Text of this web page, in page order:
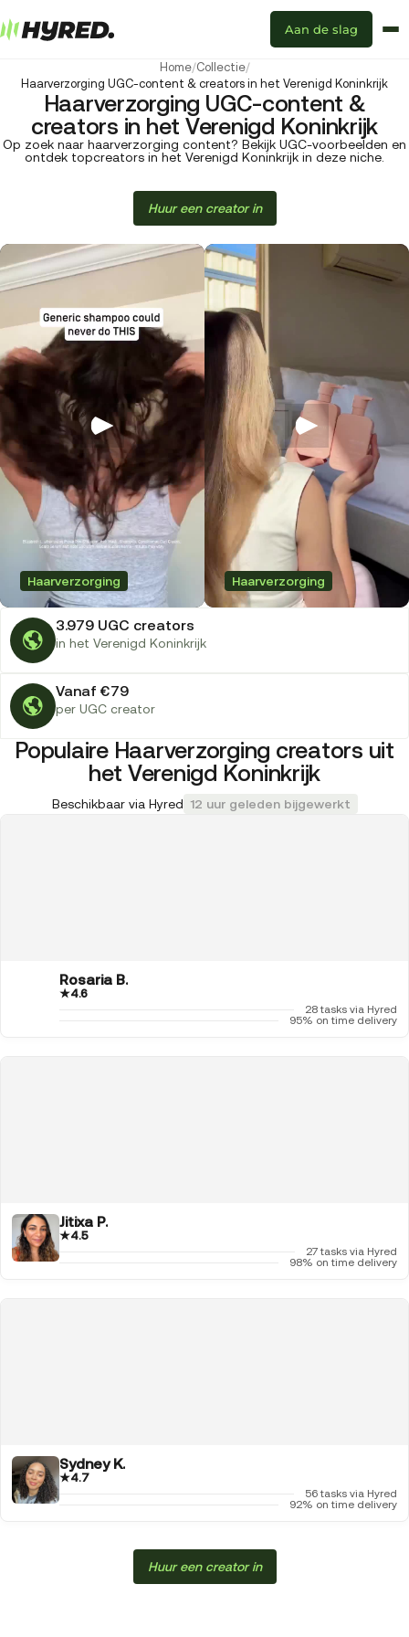
Aan de slag
Home/Collectie/
Haarverzorging UGC-content & creators in het Verenigd Koninkrijk
Haarverzorging UGC-content &
creators in het Verenigd Koninkrijk
Op zoek naar haarverzorging content? Bekijk UGC-voorbeelden en
ontdek topcreators in het Verenigd Koninkrijk in deze niche.
Huur een creator in
3.979 UGC creators
in het Verenigd Koninkrijk
Haarverzorging Haarverzorging
Vanaf €79
per UGC creator
Populaire Haarverzorging creators uit
het Verenigd Koninkrijk
Beschikbaar via Hyred 12 uur geleden bijgewerkt
Rosaria B.
★4.6
28 tasks via Hyred
95% on time delivery
Jitixa P.
★4.5
27 tasks via Hyred
98% on time delivery
Sydney K.
★4.7
56 tasks via Hyred
92% on time delivery
Huur een creator in